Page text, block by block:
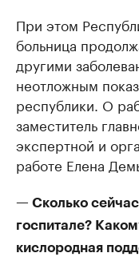
При этом
больница
другими
неотложным
республики. О
заместитель
экспертной и
работе Елена
— Сколько
госпитале?
кислородная